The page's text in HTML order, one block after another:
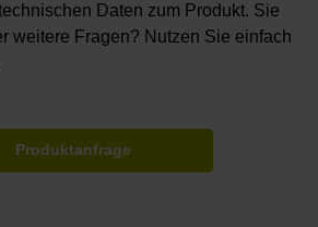
Daten zum Produkt. Sie
weitere Fragen? Nutzen Sie einfach
Produktanfrage